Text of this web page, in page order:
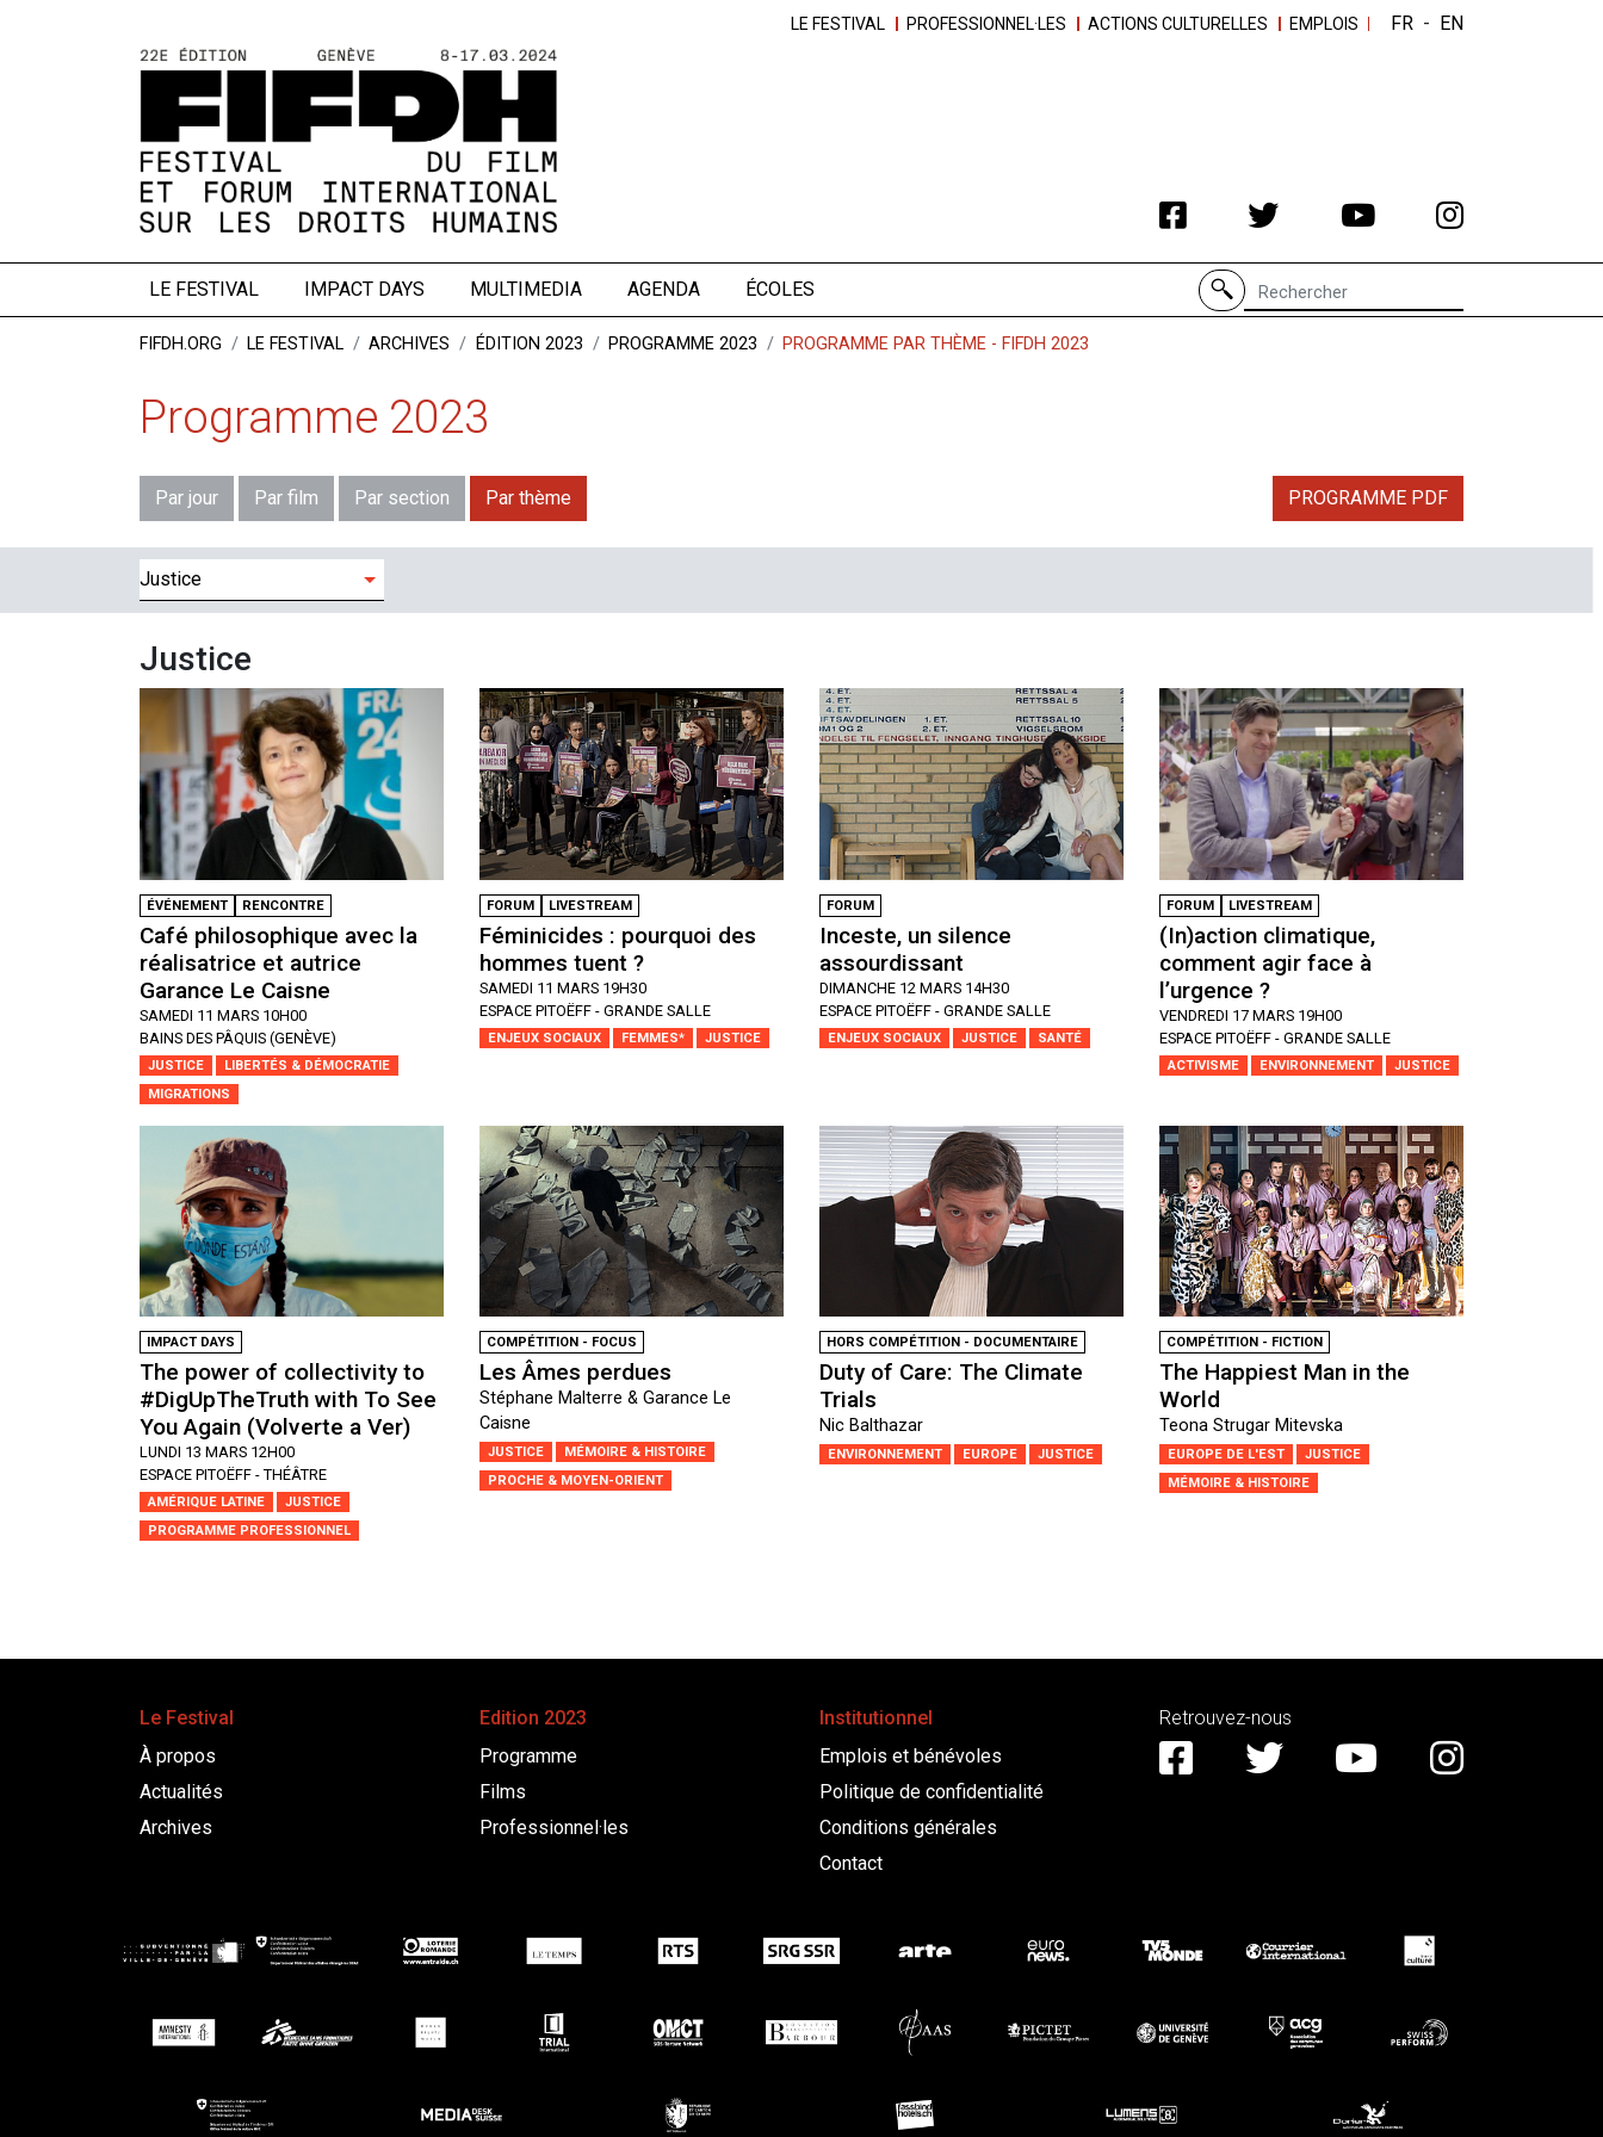
LE FESTIVAL PROFESSIONNEL·LES ACTIONS CULTURELLES EMPLOIS FR - EN
LE FESTIVAL IMPACT DAYS MULTIMEDIA AGENDA ÉCOLES
Recherche de
FIFDH.ORG LE FESTIVAL ARCHIVES ÉDITION 2023 PROGRAMME 2023 PROGRAMME PAR THÈME - FIFDH 2023
Programme 2023
Par jour Par film Par section Par thème PROGRAMME PDF
Filtres
Justice
ÉVÉNEMENT RENCONTRE
Café philosophique avec la
réalisatrice et autrice
Garance Le Caisne
SAMEDI 11 MARS 10H00
BAINS DES PÂQUIS (GENÈVE)
JUSTICE
LIBERTÉS & DÉMOCRATIE
MIGRATIONS
FORUM LIVESTREAM
Féminicides : pourquoi des
hommes tuent ?
SAMEDI 11 MARS 19H30
ESPACE PITOËFF - GRANDE SALLE
ENJEUX SOCIAUX FEMMES* JUSTICE
FORUM
Inceste, un silence
assourdissant
DIMANCHE 12 MARS 14H30
ESPACE PITOËFF - GRANDE SALLE
ENJEUX SOCIAUX JUSTICE SANTÉ
FORUM LIVESTREAM
(In)action climatique,
comment agir face à
l’urgence ?
VENDREDI 17 MARS 19H00
ESPACE PITOËFF - GRANDE SALLE
ACTIVISME ENVIRONNEMENT JUSTICE
IMPACT DAYS
The power of collectivity to
#DigUpTheTruth with To See
You Again (Volverte a Ver)
LUNDI 13 MARS 12H00
ESPACE PITOËFF - THÉÂTRE
AMÉRIQUE LATINE
JUSTICE
PROGRAMME PROFESSIONNEL
COMPÉTITION - FOCUS
Les Âmes perdues
Stéphane Malterre & Garance Le
Caisne
JUSTICE
MÉMOIRE & HISTOIRE
PROCHE & MOYEN-ORIENT
HORS COMPÉTITION - DOCUMENTAIRE
Duty of Care: The Climate
Trials
Nic Balthazar
ENVIRONNEMENT EUROPE JUSTICE
COMPÉTITION - FICTION
The Happiest Man in the
World
Teona Strugar Mitevska
EUROPE DE L'EST
JUSTICE
MÉMOIRE & HISTOIRE
Le Festival
À propos
Actualités
Archives
Edition 2023
Programme
Films
Professionnel·les
Institutionnel
Emplois et bénévoles
Politique de confidentialité
Conditions générales
Contact
Retrouvez-nous